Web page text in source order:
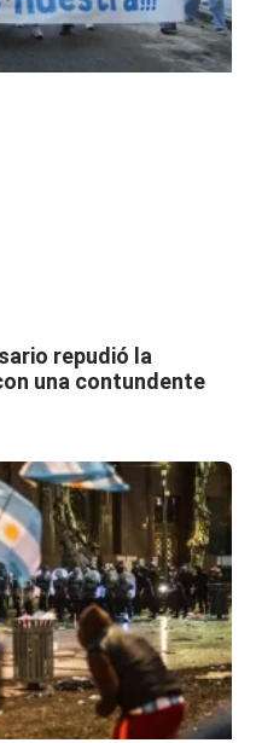
repudió la
una contundente